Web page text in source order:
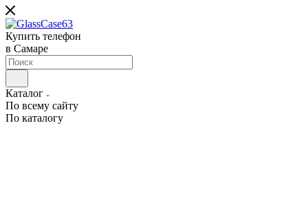
Купить телефон
в Самаре
Каталог
По всему сайту
По каталогу